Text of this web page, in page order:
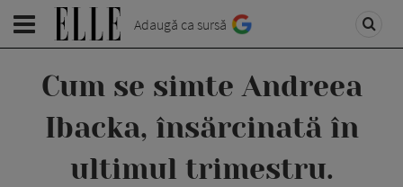
Adaugă ca sursă
Cum se simte Andreea
Ibacka, însărcinată în
ultimul trimestru.